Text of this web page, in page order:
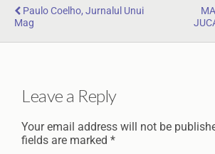
Paulo Coelho, Jurnalul Unui
Mag
Leave a Reply
Your email address will not be
fields are marked *